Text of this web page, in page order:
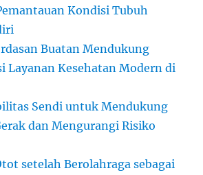
Kondisi Tubuh
Buatan Mendukung
Layanan Kesehatan Modern di
Sendi untuk Mendukung
dan Mengurangi Risiko
setelah Berolahraga sebagai